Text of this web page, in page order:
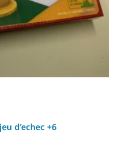
d’echec +6